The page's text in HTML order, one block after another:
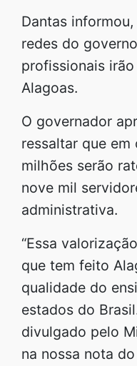
Dantas
redes do
profissionais
Alagoas.
O governador
ressaltar que em
milhões serão
nove mil
administrativa.
“Essa
que tem feito
qualidade do
estados do
divulgado pelo
na nossa nota